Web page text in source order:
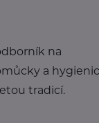
na
a
tradicí.